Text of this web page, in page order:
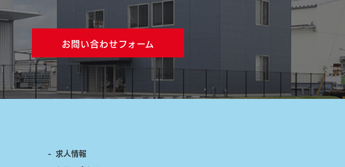
お問い合わせフォーム
- 求人情報